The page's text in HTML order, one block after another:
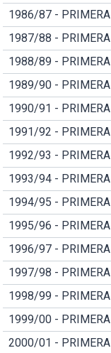
1986/87 -
1987/88 -
1988/89 -
1989/90 -
1990/91 -
1991/92 -
1992/93 -
1993/94 -
1994/95 -
1995/96 -
1996/97 -
1997/98 -
1998/99 -
1999/00 -
2000/01 -